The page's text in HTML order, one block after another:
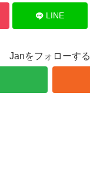
LINE
Janをフォローする